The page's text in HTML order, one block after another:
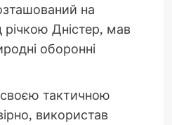
на
Дністер, мав
оборонні
тактичною
використав